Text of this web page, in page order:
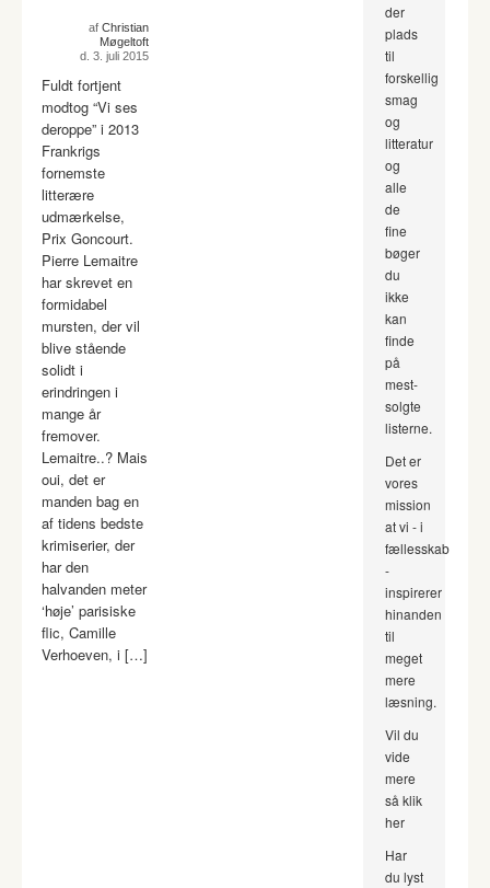
af Christian
Møgeltoft
d. 3. juli 2015
Fuldt fortjent
modtog “Vi ses
deroppe” i 2013
Frankrigs
fornemste
litterære
udmærkelse,
Prix Goncourt.
Pierre Lemaitre
har skrevet en
formidabel
mursten, der vil
blive stående
solidt i
erindringen i
mange år
fremover.
Lemaitre..? Mais
oui, det er
manden bag en
af tidens bedste
krimiserier, der
har den
halvanden meter
‘høje’ parisiske
flic, Camille
Verhoeven, i […]
der
plads
til
forskellig
smag
og
litteratur
og
alle
de
fine
bøger
du
ikke
kan
finde
på
mest-
solgte
listerne.
Det er
vores
mission
at vi - i
fællesskab
-
inspirerer
hinanden
til
meget
mere
læsning.
Vil du
vide
mere
så klik
her
Har
du lyst